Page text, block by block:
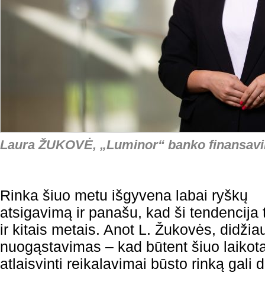
Laura ŽUKOVĖ, „Luminor“ banko
Rinka šiuo metu išgyvena labai ryškų
atsigavimą ir panašu, kad ši tendencija
ir kitais metais. Anot L. Žukovės,
nuogąstavimas – kad būtent šiuo
atlaisvinti reikalavimai būsto rinką gali